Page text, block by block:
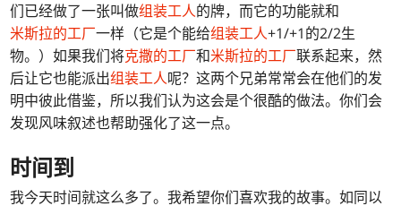
们已经做了一张叫做组装工人的牌，而它的功能就和
米斯拉的工厂一样（它是个能给组装工人+1/+1的2/2生
物。）如果我们将克撒的工厂和米斯拉的工厂联系起来，然
后让它也能派出组装工人呢？这两个兄弟常常会在他们的发
明中彼此借鉴，所以我们认为这会是个很酷的做法。你们会
发现风味叙述也帮助强化了这一点。
时间 到
我今天时间就这么多了。我希望你们喜欢我的故事。如同以